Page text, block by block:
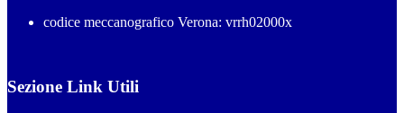
codice meccanografico Verona: vrrh02000x
Sezione Link Utili